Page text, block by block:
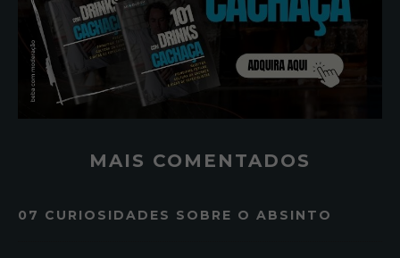
MAIS COMENTADOS
07 CURIOSIDADES SOBRE O ABSINTO